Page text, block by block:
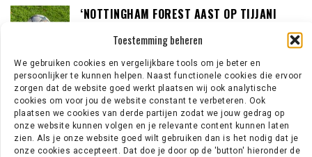
Toestemming beheren
We gebruiken cookies en vergelijkbare tools om je beter en
persoonlijker te kunnen helpen. Naast functionele cookies die ervoor
zorgen dat de website goed werkt plaatsen wij ook analytische
cookies om voor jou de website constant te verbeteren. Ook
plaatsen we cookies van derde partijen zodat we jouw gedrag op
onze website kunnen volgen en je relevante content kunnen laten
zien. Als je onze website goed wilt gebruiken dan is het nodig dat je
onze cookies accepteert. Dat doe je door op de 'button' hieronder de
‘NOTTINGHAM FOREST AAST OP TIJJANI
‘LOUIS VAN GAAL BEREID OM IN GESPREK TE
GAAN MET DE KNVB’